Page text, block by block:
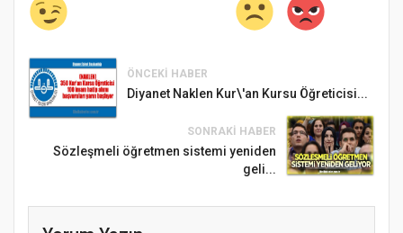
ÖNCEKI HABER
Diyanet Naklen Kur\'an Kursu Öğreticisi...
SONRAKI HABER
Sözleşmeli öğretmen sistemi yeniden
geli...